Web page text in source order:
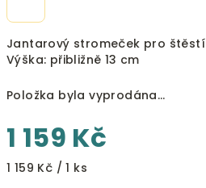
Jantarový stromeček pro štěstí
Výška: přibližně 13 cm
Položka byla vyprodána…
1 159 Kč
Měrná
1 159 Kč / 1 ks